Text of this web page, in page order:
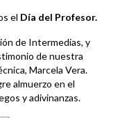
el Día del Profesor.
de Intermedias, y
de nuestra
Marcela Vera.
almuerzo en el
y adivinanzas.